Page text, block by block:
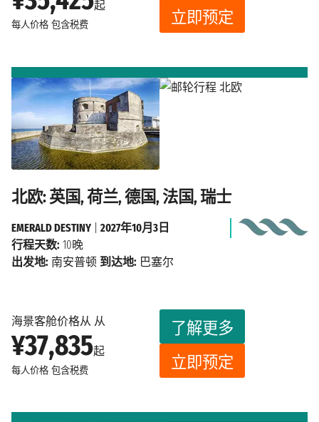
起
每人价格 包含税费
立即预定
北欧: 英国, 荷兰, 德国, 法国, 瑞士
海景客舱价格从 从
¥37,835起
每人价格 包含税费
了解更多
立即预定
EMERALD DESTINY
2027年10月3日
行程天数: 10晚
出发地: 南安普顿 到达地: 巴塞尔